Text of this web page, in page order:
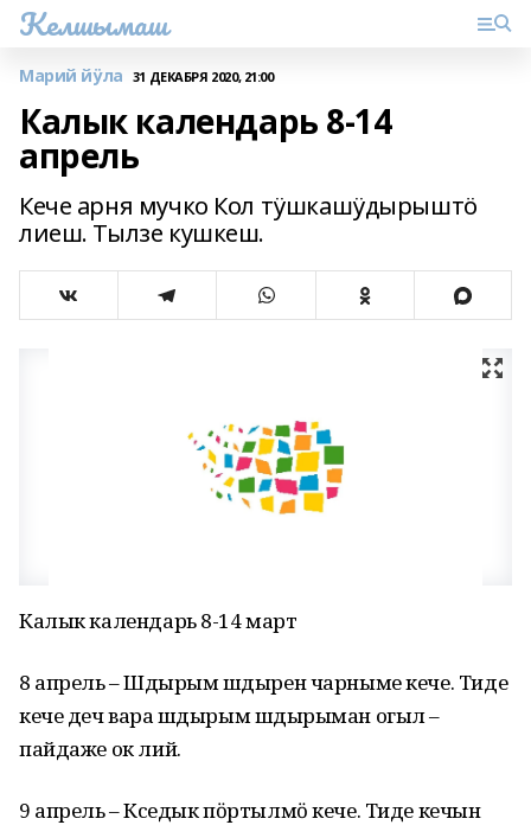
Келшымаш
Марий йӱла 31 ДЕКАБРЯ 2020, 21:00
Калык календарь 8-14
апрель
Кече арня мучко Кол тӱшкашӱдырыштӧ
лиеш. Тылзе кушкеш.
Калык календарь 8-14 март
8 апрель – Шӱдырым шӱдырен чарныме кече. Тиде
кече деч вара шӱдырым шӱдырыман огыл –
пайдаже ок лий.
9 апрель – Кӱседык пӧртылмӧ кече. Тиде кечын